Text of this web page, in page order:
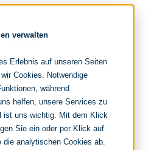
verwalten
Erlebnis auf unseren Seiten
Cookies. Notwendige
während
helfen, unsere Services zu
ist uns wichtig. Mit dem Klick
Sie ein oder per Klick auf
die analytischen Cookies ab.